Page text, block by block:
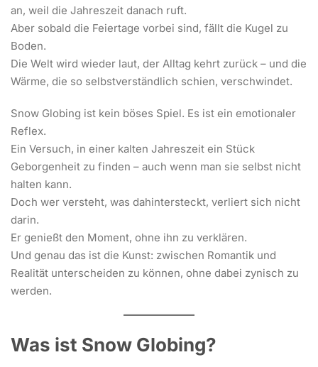
an, weil die Jahreszeit danach ruft.
Aber sobald die Feiertage vorbei sind, fällt die Kugel zu
Boden.
Die Welt wird wieder laut, der Alltag kehrt zurück – und die
Wärme, die so selbstverständlich schien, verschwindet.
Snow Globing ist kein böses Spiel. Es ist ein emotionaler
Reflex.
Ein Versuch, in einer kalten Jahreszeit ein Stück
Geborgenheit zu finden – auch wenn man sie selbst nicht
halten kann.
Doch wer versteht, was dahintersteckt, verliert sich nicht
darin.
Er genießt den Moment, ohne ihn zu verklären.
Und genau das ist die Kunst: zwischen Romantik und
Realität unterscheiden zu können, ohne dabei zynisch zu
werden.
Was ist Snow Globing?